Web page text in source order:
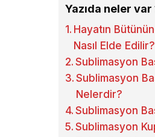
Yazıda neler var
Hayatın
Nasıl Elde Edilir?
Sublimasyon
Sublimasyon
Nelerdir?
Sublimasyon
Sublimasyon